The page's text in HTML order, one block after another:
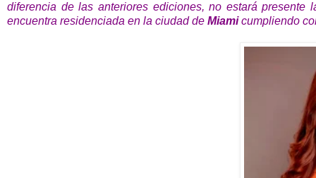
diferencia de las anteriores ediciones, no estará presente
encuentra residenciada en la ciudad de Miamicumpliendo